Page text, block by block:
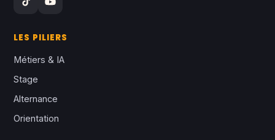
LES PILIERS
Métiers & IA
Stage
Alternance
Orientation